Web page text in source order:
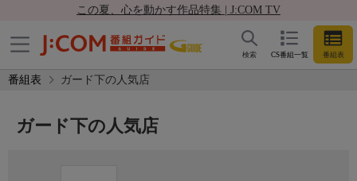
この夏、心を動かす作品特集 | J:COM TV
CS番組一覧 番組表
検索
番組表 ガード下の人気店
ガード下の人気店